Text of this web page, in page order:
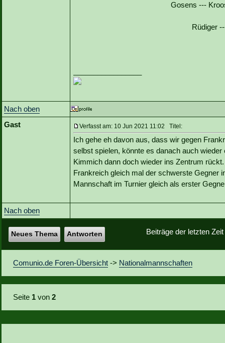
Gosens ---
Rüdiger
Nach oben
Gast
Verfasst am: 10 Jun 2021 11:02 Titel:
Ich gehe eh davon aus, dass wir gegen
selbst spielen, könnte es danach auch
Kimmich dann doch wieder ins Zentrum
Frankreich gleich mal der schwerste Gegner
Mannschaft im Turnier gleich als erster
Nach oben
Beiträge der letzten
Neues Thema Antworten
Comunio.de Foren-Übersicht -> Nationalmannschaften
Seite 1 von2